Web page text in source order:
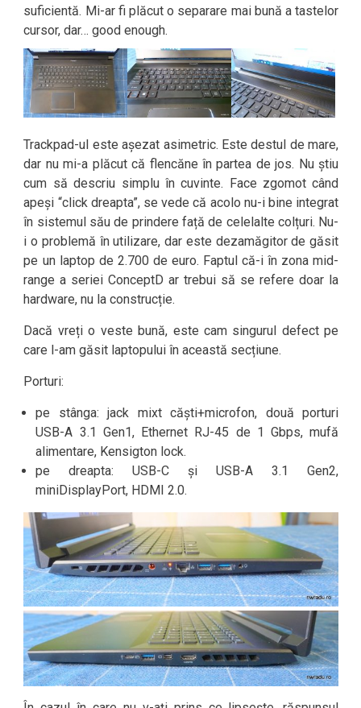
suficientă. Mi-ar fi plăcut o separare mai bună a tastelor
cursor, dar… good enough.
Trackpad-ul este așezat asimetric. Este destul de mare,
dar nu mi-a plăcut că flencăne în partea de jos. Nu știu
cum să descriu simplu în cuvinte. Face zgomot când
apeși “click dreapta”, se vede că acolo nu-i bine integrat
în sistemul său de prindere față de celelalte colțuri. Nu-
i o problemă în utilizare, dar este dezamăgitor de găsit
pe un laptop de 2.700 de euro. Faptul că-i în zona mid-
range a seriei ConceptD ar trebui să se refere doar la
hardware, nu la construcție.
Dacă vreți o veste bună, este cam singurul defect pe
care l-am găsit laptopului în această secțiune.
Porturi:
pe stânga: jack mixt căști+microfon, două porturi
USB-A 3.1 Gen1, Ethernet RJ-45 de 1 Gbps, mufă
alimentare, Kensigton lock.
pe dreapta: USB-C și USB-A 3.1 Gen2,
miniDisplayPort, HDMI 2.0.